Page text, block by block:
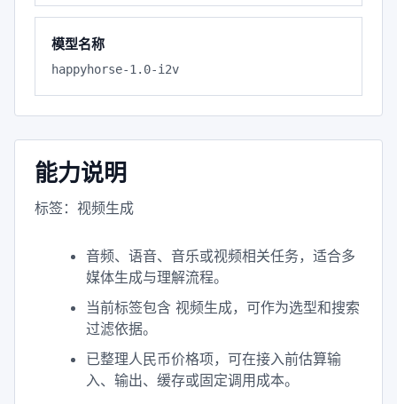
模型名称
happyhorse-1.0-i2v
能力说明
标签：视频生成
音频、语音、音乐或视频相关任务，适合多
媒体生成与理解流程。
当前标签包含 视频生成，可作为选型和搜索
过滤依据。
已整理人民币价格项，可在接入前估算输
入、输出、缓存或固定调用成本。